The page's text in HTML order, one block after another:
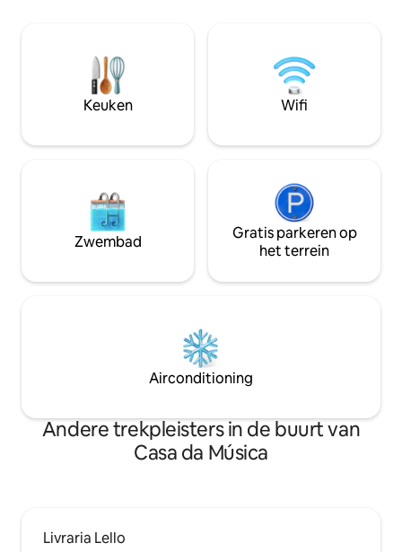
onlangs gerenoveerd met alle moderne
voorzieningen en past comfortabel bij
een groep van 4 voor een kort verblijf of
voor een langere periode.
nieuwe vrienden.
het Art District,
centrum.
Keuken Wifi
Zwembad
Gratis parkeren op
het terrein
Airconditioning
Andere trekpleisters in de buurt van
Casa da Música
Livraria Lello